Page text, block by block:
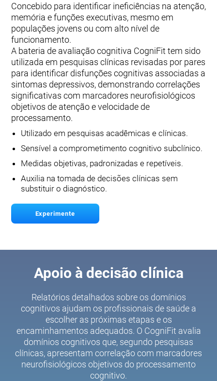
Concebido para identificar ineficiências na atenção,
memória e funções executivas, mesmo em
populações jovens ou com alto nível de
funcionamento.
A bateria de avaliação cognitiva CogniFit tem sido
utilizada em pesquisas clínicas revisadas por pares
para identificar disfunções cognitivas associadas a
sintomas depressivos, demonstrando correlações
significativas com marcadores neurofisiológicos
objetivos de atenção e velocidade de
processamento.
Utilizado em pesquisas acadêmicas e clínicas.
Sensível a comprometimento cognitivo subclínico.
Medidas objetivas, padronizadas e repetíveis.
Auxilia na tomada de decisões clínicas sem
substituir o diagnóstico.
Experimente
Apoio à decisão clínica
Relatórios detalhados sobre os domínios
cognitivos ajudam os profissionais de saúde a
escolher as próximas etapas e os
encaminhamentos adequados. O CogniFit avalia
domínios cognitivos que, segundo pesquisas
clínicas, apresentam correlação com marcadores
neurofisiológicos objetivos do processamento
cognitivo.